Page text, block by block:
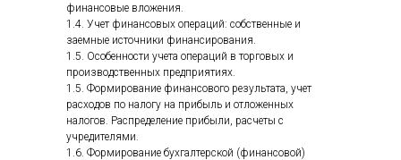
финансовые вложения.
1.4. Учет финансовых операций: собственные и
заемные источники финансирования.
1.5. Особенности учета операций в торговых и
производственных предприятиях.
1.5. Формирование финансового результата, учет
расходов по налогу на прибыль и отложенных
налогов. Распределение прибыли, расчеты с
учредителями.
1.6. Формирование бухгалтерской (финансовой)